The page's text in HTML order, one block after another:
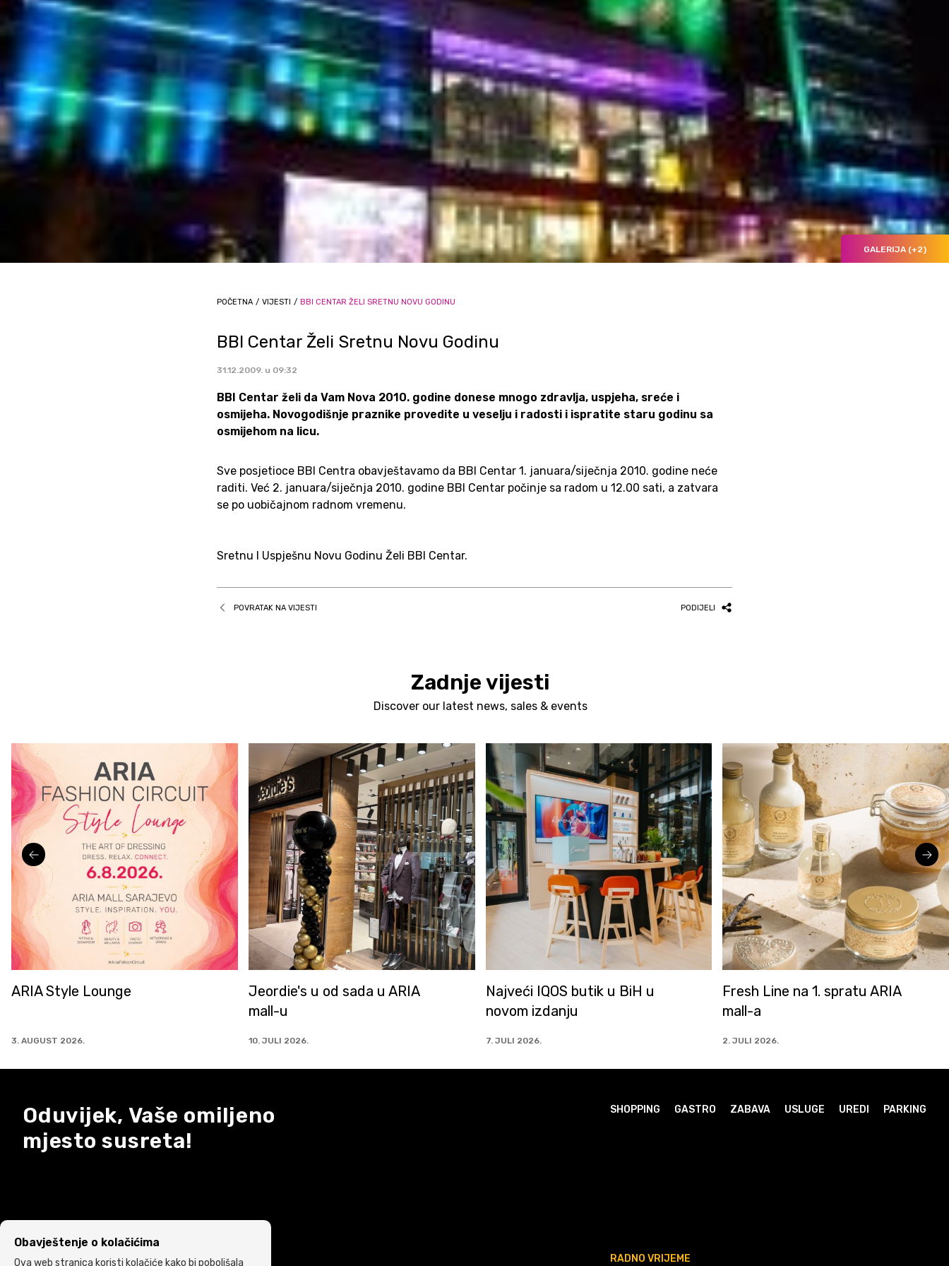
GALERIJA (+2)
POČETNA / VIJESTI / BBI CENTAR ŽELI SRETNU NOVU GODINU
BBI Centar Želi Sretnu Novu Godinu
31.12.2009. u 09:32
BBI Centar želi da Vam Nova 2010. godine donese mnogo zdravlja, uspjeha, sreće i
osmijeha. Novogodišnje praznike provedite u veselju i radosti i ispratite staru godinu sa
osmijehom na licu.
Sve posjetioce BBI Centra obavještavamo da BBI Centar 1. januara/siječnja 2010. godine neće
raditi. Već 2. januara/siječnja 2010. godine BBI Centar počinje sa radom u 12.00 sati, a zatvara
se po uobičajnom radnom vremenu.
Sretnu I Uspješnu Novu Godinu Želi BBI Centar.
POVRATAK NA VIJESTI PODIJELI
Zadnje vijesti
Discover our latest news, sales & events
Jeordie's u od sada u ARIA
10. JULI 2026.
Najveći IQOS butik u BiH u
novom izdanju
7. JULI 2026.
Fresh Line na 1. spratu ARIA
mall-a
2. JULI 2026.
NAPRIJED ZMAJEVI!
Vrijeme je za slavlje!
30. JUNI 2026.
Oduvijek, Vaše omiljeno
mjesto susreta!
SHOPPING GASTRO ZABAVA USLUGE UREDI PARKING
RADNO VRIJEME
Obavještenje o kolačićima
Ova web stranica koristi kolačiće kako bi poboljšala